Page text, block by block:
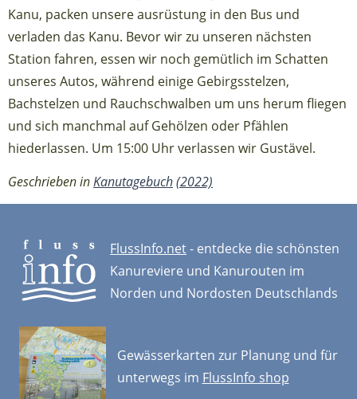
Kanu, packen unsere ausrüstung in den Bus und
verladen das Kanu. Bevor wir zu unseren nächsten
Station fahren, essen wir noch gemütlich im Schatten
unseres Autos, während einige Gebirgsstelzen,
Bachstelzen und Rauchschwalben um uns herum fliegen
und sich manchmal auf Gehölzen oder Pfählen
hiederlassen. Um 15:00 Uhr verlassen wir Gustävel.
Geschrieben inKanutagebuch(2022)
FlussInfo.net- entdecke die schönsten
Kanureviere und Kanurouten im
Norden und Nordosten Deutschlands
Gewässerkarten zur Planung und für
unterwegs im FlussInfo shop